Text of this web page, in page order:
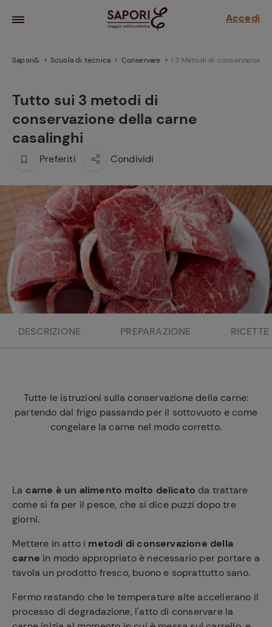
Accedi
e
ricetta
il
Sapori& Scuola di tecnica Conservare I 3 Metodi di conservazione
Tutto sui 3 metodi di
conservazione della carne
casalinghi
Preferiti Condividi
DESCRIZIONE PREPARAZIONE RICETTE
Tutte le istruzioni sulla conservazione della carne:
partendo dal frigo passando per il sottovuoto e come
congelare la carne nel modo corretto.
La carne è un alimento molto delicato da trattare
come si fa per il pesce, che si dice puzzi dopo tre
giorni.
Mettere in atto i metodi di conservazione della
carne in modo appropriato è necessario per portare a
tavola un prodotto fresco, buono e soprattutto sano.
Fermo restando che le temperature alte accellerano il
processo di degradazione, l'atto di conservare la